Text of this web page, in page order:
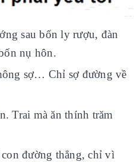
sau bốn ly rượu, đàn
nụ hôn.
sợ… Chỉ sợ đường về
Trai mà ăn thính trăm
đường thẳng, chỉ vì